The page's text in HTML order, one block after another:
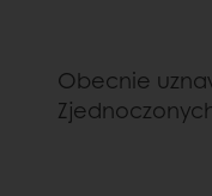
Obecnie